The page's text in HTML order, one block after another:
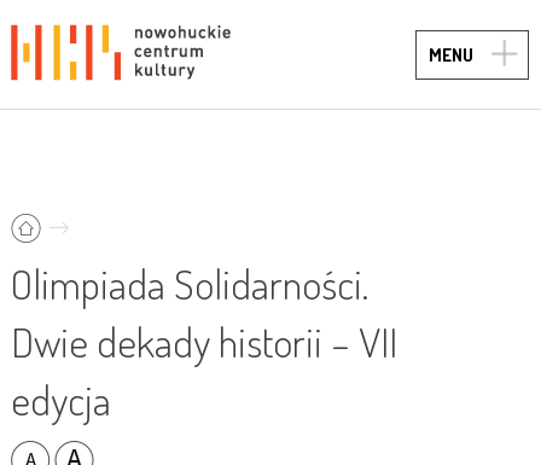
MENU
Olimpiada Solidarności.
Dwie dekady historii – VII
edycja